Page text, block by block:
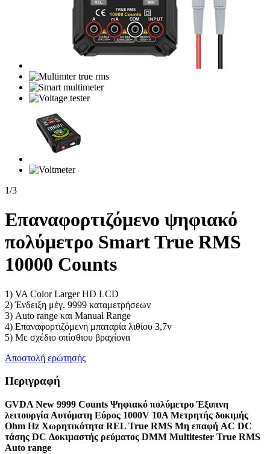
1/3
Επαναφορτιζόμενο ψηφιακό
πολύμετρο Smart True RMS
10000 Counts
1) VA Color Larger HD LCD
2) Ένδειξη μέγ. 9999 καταμετρήσεων
3) Auto range και Manual Range
4) Επαναφορτιζόμενη μπαταρία λιθίου 3,7v
5) Με σχέδιο οπίσθιου βραχίονα
Αποστολή ερώτησής
Περιγραφή
GVDA New 9999 Counts Ψηφιακό πολύμετρο Έξυπνη
λειτουργία Αυτόματη Εύρος 1000V 10A Μετρητής δοκιμής
Ohm Hz Χωρητικότητα REL True RMS Μη επαφή AC DC
τάσης DC Δοκιμαστής ρεύματος DMM Multitester True RMS
Auto range